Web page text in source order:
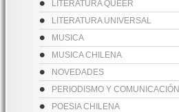
LITERATURA QUEER
LITERATURA UNIVERSAL
MUSICA
MUSICA CHILENA
NOVEDADES
PERIODISMO Y COMUNICACIÓN
POESIA CHILENA